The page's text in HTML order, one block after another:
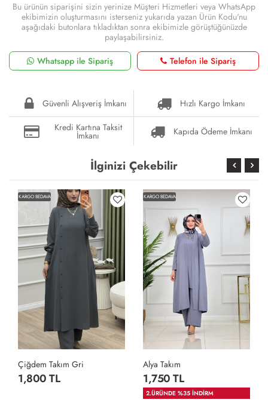
Bu ürünün siparişini sizin yerinize Müşteri Hizmetleri veya WhatsApp
ekibimizin oluşturmasını isterseniz yukarıda yazan Ürün Kodu'nu
aşağıdaki butonlara tıkladıktan sonra ekibimizle görüştüğünüzde
paylaşabilirsiniz.
Whatsapp ile Sipariş
Telefon ile Sipariş
Güvenli Alışveriş İmkanı
Hızlı Kargo İmkanı
Kredi Kartına Taksit
İmkanı Kapıda Ödeme İmkanı
İlginizi Çekebilir
KARGO BEDAVA
Çiğdem Takım Gri
1,800 TL
KARGO BEDAVA
Alya Takım
1,750 TL
2.ÜRÜNDE %35 İNDİRM